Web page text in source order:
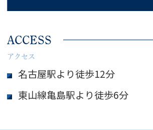
ACCESS
アクセス
名古屋駅より徒歩12分
東山線亀島駅より徒歩6分